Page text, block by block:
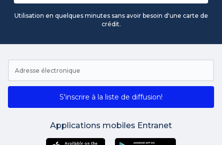
Utilisation en quelques minutes sans avoir besoin d'une carte de
crédit.
S'inscrire à la liste de diffusion!
Applications mobiles Entranet